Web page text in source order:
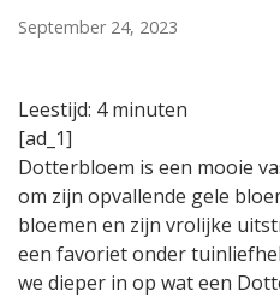
September 24, 2023
Leestijd: 4 minuten
[ad_1]
Dotterbloem is een mooie
om zijn opvallende gele
bloemen en zijn vrolijke
een favoriet onder
we dieper in op wat een